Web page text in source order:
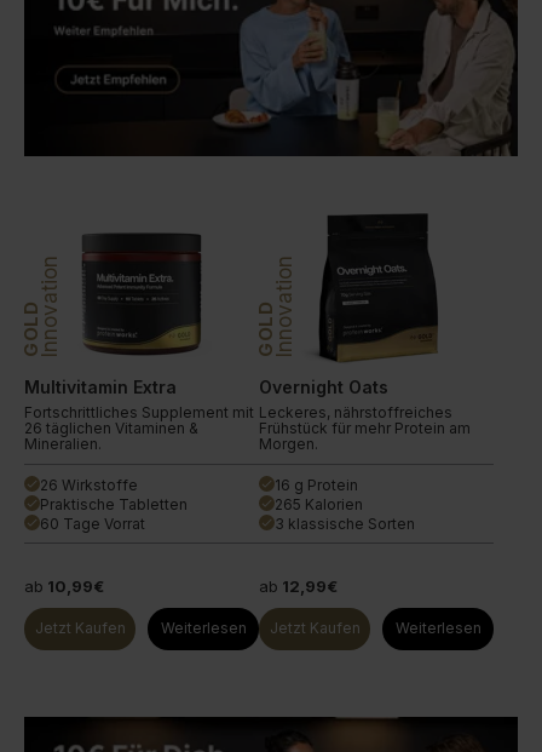
GOLDInnovation
Multivitamin Extra
Fortschrittliches Supplement mit
26 täglichen Vitaminen &
Mineralien.
done 26 Wirkstoffe
done Praktische Tabletten
done 60 Tage Vorrat
ab 10,99€
Jetzt Kaufen Weiterlesen
GOLDInnovation
Overnight Oats
Leckeres, nährstoffreiches
Frühstück für mehr Protein am
Morgen.
done 16 g Protein
done 265 Kalorien
done 3 klassische Sorten
ab 12,99€
Jetzt Kaufen Weiterlesen